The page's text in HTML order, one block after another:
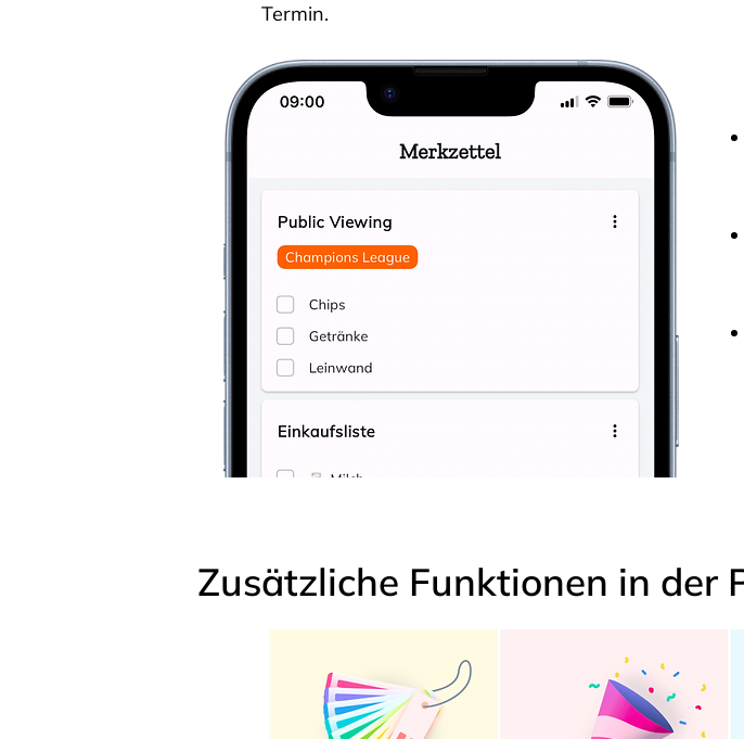
Termin.
Zusätzliche Funktionen in der